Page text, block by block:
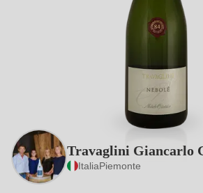
Travaglini Giancarlo
ItaliaPiemonte